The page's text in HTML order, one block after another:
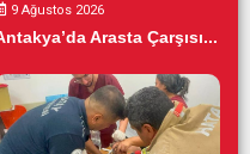
9 Ağustos 2026
Arasta Çarşısı...